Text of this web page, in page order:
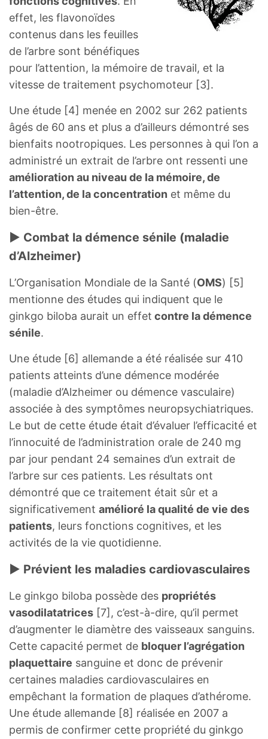
effet, les flavonoïdes
contenus dans les feuilles
de l’arbre sont bénéfiques
pour l’attention, la mémoire de travail, et la
vitesse de traitement psychomoteur [3].
Une étude [4] menée en 2002 sur 262 patients
âgés de 60 ans et plus a d’ailleurs démontré ses
bienfaits nootropiques. Les personnes à qui l’on a
administré un extrait de l’arbre ont ressenti une
amélioration au niveau de la mémoire, de
l’attention, de la concentration et même du
bien-être.
► Combat la démence sénile (maladie
d’Alzheimer)
L’Organisation Mondiale de la Santé (OMS) [5]
mentionne des études qui indiquent que le
ginkgo biloba aurait un effet contre la démence
sénile.
Une étude [6] allemande a été réalisée sur 410
patients atteints d’une démence modérée
(maladie d’Alzheimer ou démence vasculaire)
associée à des symptômes neuropsychiatriques.
Le but de cette étude était d’évaluer l’efficacité et
l’innocuité de l’administration orale de 240 mg
par jour pendant 24 semaines d’un extrait de
l’arbre sur ces patients. Les résultats ont
démontré que ce traitement était sûr et a
significativement amélioré la qualité de vie des
patients, leurs fonctions cognitives, et les
activités de la vie quotidienne.
► Prévient les maladies cardiovasculaires
Le ginkgo biloba possède des propriétés
vasodilatatrices [7], c’est-à-dire, qu’il permet
d’augmenter le diamètre des vaisseaux sanguins.
Cette capacité permet de bloquer l’agrégation
plaquettaire sanguine et donc de prévenir
certaines maladies cardiovasculaires en
empêchant la formation de plaques d’athérome.
Une étude allemande [8] réalisée en 2007 a
permis de confirmer cette propriété du ginkgo